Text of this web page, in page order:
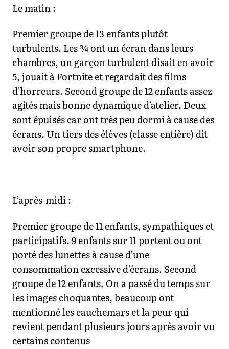
Le matin :
Premier groupe de 13 enfants plutôt
turbulents. Les ¾ ont un écran dans leurs
chambres, un garçon turbulent disait en avoir
5, jouait à Fortnite et regardait des films
d'horreurs. Second groupe de 12 enfants assez
agités mais bonne dynamique d’atelier. Deux
sont épuisés car ont très peu dormi à cause des
écrans. Un tiers des élèves (classe entière) dit
avoir son propre smartphone.
L’après-midi :
Premier groupe de 11 enfants, sympathiques et
participatifs. 9 enfants sur 11 portent ou ont
porté des lunettes à cause d’une
consommation excessive d'écrans. Second
groupe de 12 enfants. On a passé du temps sur
les images choquantes, beaucoup ont
mentionné les cauchemars et la peur qui
revient pendant plusieurs jours après avoir vu
certains contenus